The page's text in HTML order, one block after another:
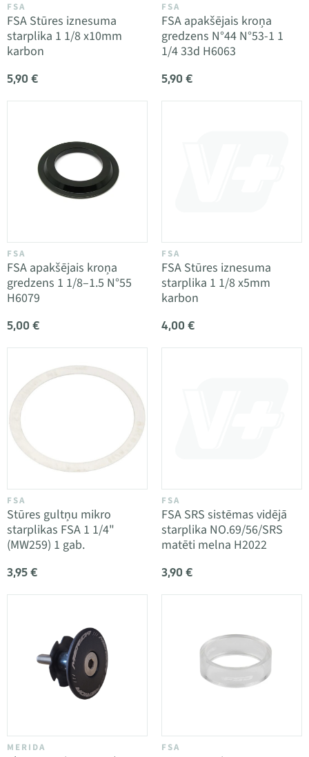
FSA
FSA Stūres iznesuma
starplika 1 1/8 x10mm
karbon
5,90 €
FSA
FSA apakšējais kroņa
gredzens N°44 N°53-1 1
1/4 33d H6063
5,90 €
FSA
FSA apakšējais kroņa
gredzens 1 1/8–1.5 N°55
H6079
5,00 €
FSA
FSA Stūres iznesuma
starplika 1 1/8 x5mm
karbon
4,00 €
FSA
Stūres gultņu mikro
starplikas FSA 1 1/4"
(MW259) 1 gab.
3,95 €
FSA
FSA SRS sistēmas vidējā
starplika NO.69/56/SRS
matēti melna H2022
3,90 €
MERIDA FSA